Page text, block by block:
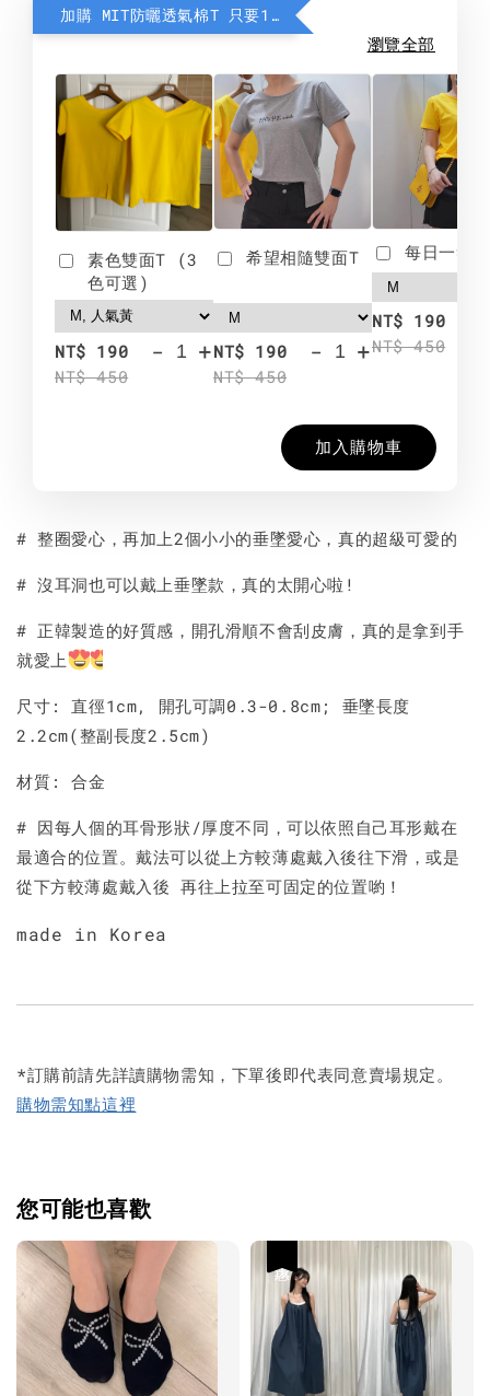
加購 MIT防曬透氣棉T 只要190元
瀏覽全部
素色雙面T (3
色可選)
NT$ 190
NT$ 450
- +
希望相隨雙面T
NT$ 190
NT$ 450
- +
每日一笑
NT$ 190
NT$ 450
加入購物車
# 整圈愛心，再加上2個小小的垂墜愛心，真的超級可愛的
# 沒耳洞也可以戴上垂墜款，真的太開心啦!
# 正韓製造的好質感，開孔滑順不會刮皮膚，真的是拿到手
就愛上
尺寸: 直徑1cm, 開孔可調0.3-0.8cm; 垂墜長度
2.2cm(整副長度2.5cm)
材質: 合金
# 因每人個的耳骨形狀/厚度不同，可以依照自己耳形戴在
最適合的位置。戴法可以從上方較薄處戴入後往下滑，或是
從下方較薄處戴入後 再往上拉至可固定的位置喲！
made in Korea
*訂購前請先詳讀購物需知，下單後即代表同意賣場規定。
購物需知點這裡
您可能也喜歡